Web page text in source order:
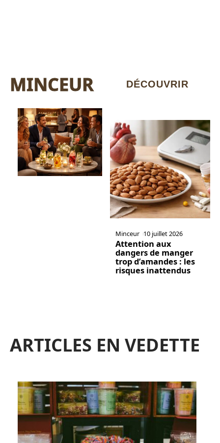
MINCEUR DÉCOUVRIR
Minceur 10 juillet 2026
Attention aux
dangers de manger
trop d’amandes : les
risques inattendus
ARTICLES EN VEDETTE